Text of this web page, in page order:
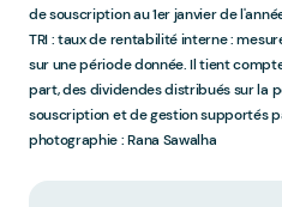
de souscription au 1er janvier de
TRI : taux de rentabilité interne :
sur une période donnée. Il tient
part, des dividendes distribués sur la
souscription et de gestion supportés
photographie : Rana Sawalha